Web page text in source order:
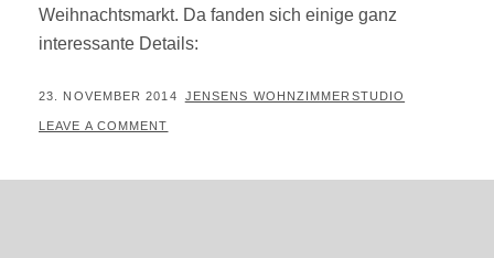
Weihnachtsmarkt. Da fanden sich einige ganz
interessante Details:
POSTED
ON
23. NOVEMBER 2014 BY
JENSENS WOHNZIMMERSTUDIO
LEAVE A COMMENT